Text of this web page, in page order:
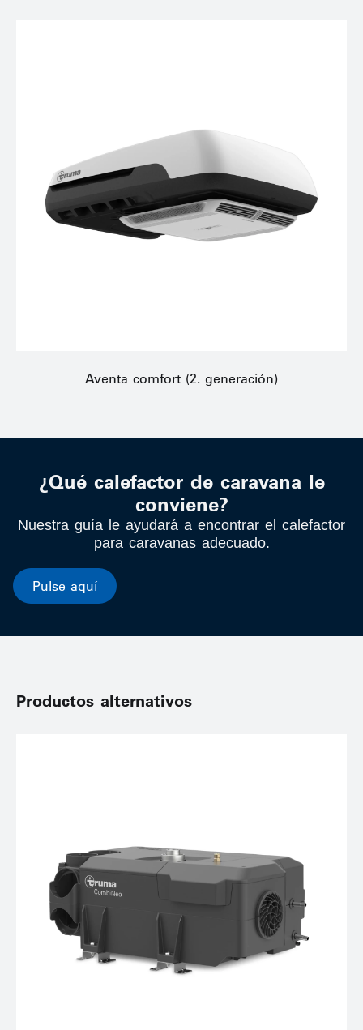
Aventa comfort (2. generación)
¿Qué calefactor de caravana le
conviene?
Nuestra guía le ayudará a encontrar el calefactor
para caravanas adecuado.
Pulse aquí
Productos alternativos